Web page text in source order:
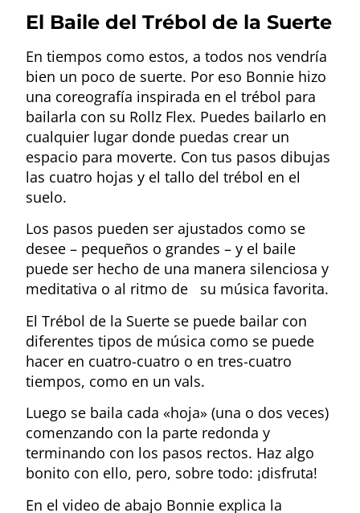
El Baile del Trébol de la Suerte
En tiempos como estos, a todos nos vendría
bien un poco de suerte. Por eso Bonnie hizo
una coreografía inspirada en el trébol para
bailarla con su Rollz Flex. Puedes bailarlo en
cualquier lugar donde puedas crear un
espacio para moverte. Con tus pasos dibujas
las cuatro hojas y el tallo del trébol en el
suelo.
Los pasos pueden ser ajustados como se
desee – pequeños o grandes – y el baile
puede ser hecho de una manera silenciosa y
meditativa o al ritmo de su música favorita.
El Trébol de la Suerte se puede bailar con
diferentes tipos de música como se puede
hacer en cuatro-cuatro o en tres-cuatro
tiempos, como en un vals.
Luego se baila cada «hoja» (una o dos veces)
comenzando con la parte redonda y
terminando con los pasos rectos. Haz algo
bonito con ello, pero, sobre todo: ¡disfruta!
En el video de abajo Bonnie explica la